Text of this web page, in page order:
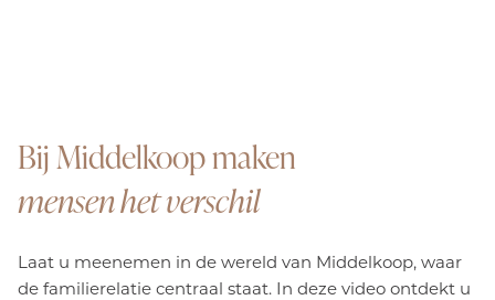
Bij Middelkoop maken
mensen het verschil
Laat u meenemen in de wereld van Middelkoop, waar
de familierelatie centraal staat. In deze video ontdekt u